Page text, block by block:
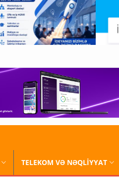
TELEKOM VƏ NƏQLİYYAT